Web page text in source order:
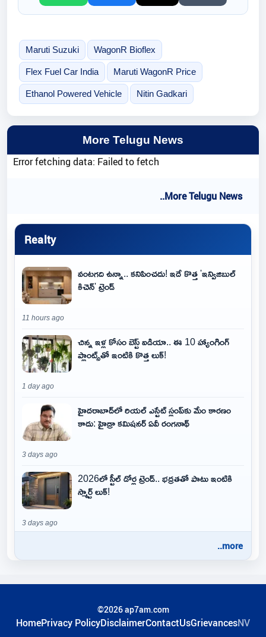
Maruti Suzuki WagonR Bioflex
Flex Fuel Car India Maruti WagonR Price
Ethanol Powered Vehicle Nitin Gadkari
More Telugu News
Error fetching data: Failed to fetch
..More Telugu News
Realty
వంటగది ఉన్నా.. కనిపించదు! ఇదే కొత్త 'ఇన్విజిబుల్
కిచెన్' ట్రెండ్
11 hours ago
చిన్న ఇళ్ల కోసం బెస్ట్ ఐడియా.. ఈ 10 హ్యాంగింగ్
ప్లాంట్స్‌తో ఇంటికి కొత్త లుక్!
1 day ago
హైదరాబాద్‌లో రియల్ ఎస్టేట్ స్లంప్‌కు మేం కారణం
కాదు: హైడ్రా కమిషనర్ ఏవీ రంగనాథ్
3 days ago
2026లో స్టీల్ డోర్ల ట్రెండ్.. భద్రతతో పాటు ఇంటికి
స్మార్ట్ లుక్!
3 days ago
..more
©2026 ap7am.com
HomePrivacy PolicyDisclaimerContactUsGrievancesNV